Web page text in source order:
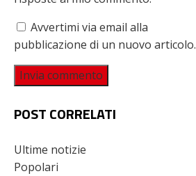
Avvertimi via email alla
pubblicazione di un nuovo articolo.
POST CORRELATI
Ultime notizie
Popolari